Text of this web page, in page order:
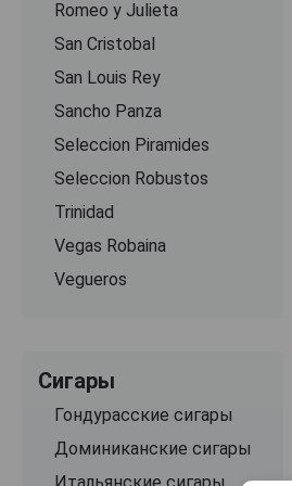
Romeo y Julieta
San Cristobal
San Louis Rey
Sancho Panza
Seleccion Piramides
Seleccion Robustos
Trinidad
Vegas Robaina
Vegueros
Сигары
Гондурасские сигары
Доминиканские сигары